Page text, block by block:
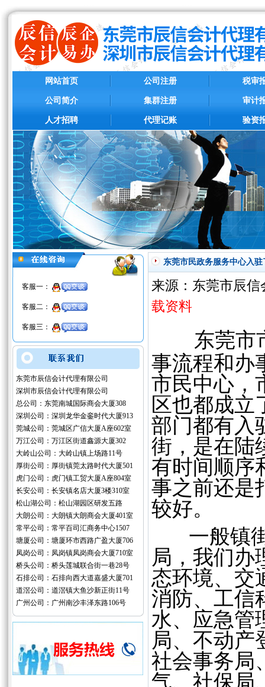
网站首页
公司简介
人才招聘
公司注册
集群注册
代理记账
税审
审计
验资
客服一：
客服二：
客服三：
东莞市辰信会计代理有限公司
深圳市辰信会计代理有限公司
总公司：东莞南城国际商会大厦308
深圳公司：深圳龙华金銮时代大厦913
莞城公司：莞城区广信大厦A座602室
万江公司：万江区街道鑫源大厦302
大岭山公司：大岭山镇上场路11号
厚街公司：厚街镇莞太路时代大厦501
虎门公司：虎门镇工贸大厦A座804室
长安公司：长安镇名店大厦3楼310室
松山湖公司：松山湖园区研发五路
大朗公司：大朗镇大朗商会大厦401室
常平公司：常平百司汇商务中心1507
塘厦公司：塘厦环市西路广盈大厦706
凤岗公司：凤岗镇凤岗商会大厦710室
桥头公司：桥头莲城联合街一巷28号
石排公司：石排向西大道嘉盛大厦701
道滘公司：道滘镇大鱼沙新正街11号
广州公司：广州南沙丰泽东路106号
东莞市民政务服务中心入
来源：东莞市辰
载资料
东莞市
事流程和办
市民中心，
区也都成立
部门都有入
街，是在陆
有时间顺序
事之前还是
较好。
一般镇街
局，我们办
态环境、交
消防、工信
水、应急管
局、不动产
社会事务局
气、社保局